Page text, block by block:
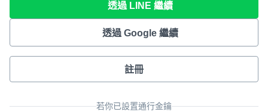
透過 LINE 繼續
透過 Google 繼續
註冊
若你已設置通行金鑰